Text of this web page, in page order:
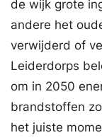
de wijk grote
andere het
verwijderd of
Leiderdorps
om in 2050
brandstoffen
het juiste